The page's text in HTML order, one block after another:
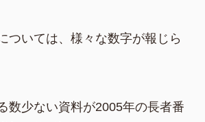
ついては、様々な数字が報じら
数少ない資料が2005年の長者番